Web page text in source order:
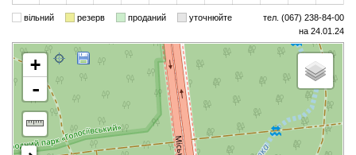
вільний резерв проданий уточнюйте
тел. (067) 238-84-00
на 24.01.24
+
-